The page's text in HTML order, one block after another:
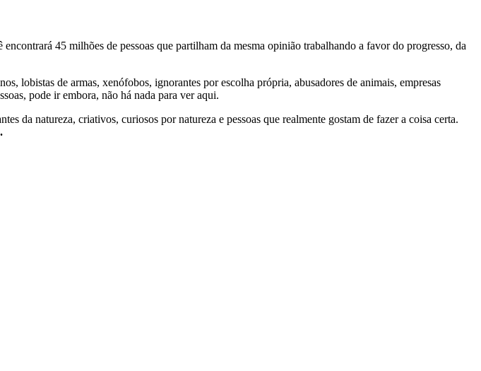
45 milhões de pessoas que partilham da mesma opinião trabalhando a favor do progresso, da
lobistas de armas, xenófobos, ignorantes por escolha própria, abusadores de animais, empresas
pode ir embora, não há nada para ver aqui.
da natureza, criativos, curiosos por natureza e pessoas que realmente gostam de fazer a coisa certa.